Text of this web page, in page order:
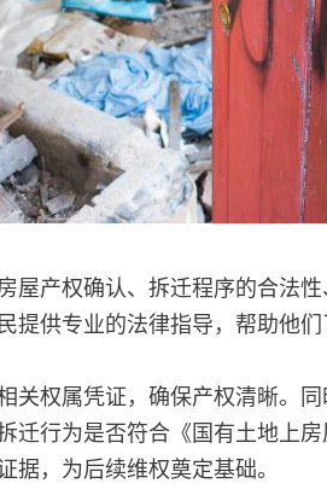
屋产权确认、拆迁程序的合法
提供专业的法律指导，帮助他
关权属凭证，确保产权清晰。
迁行为是否符合《国有土地上
据，为后续维权奠定基础。